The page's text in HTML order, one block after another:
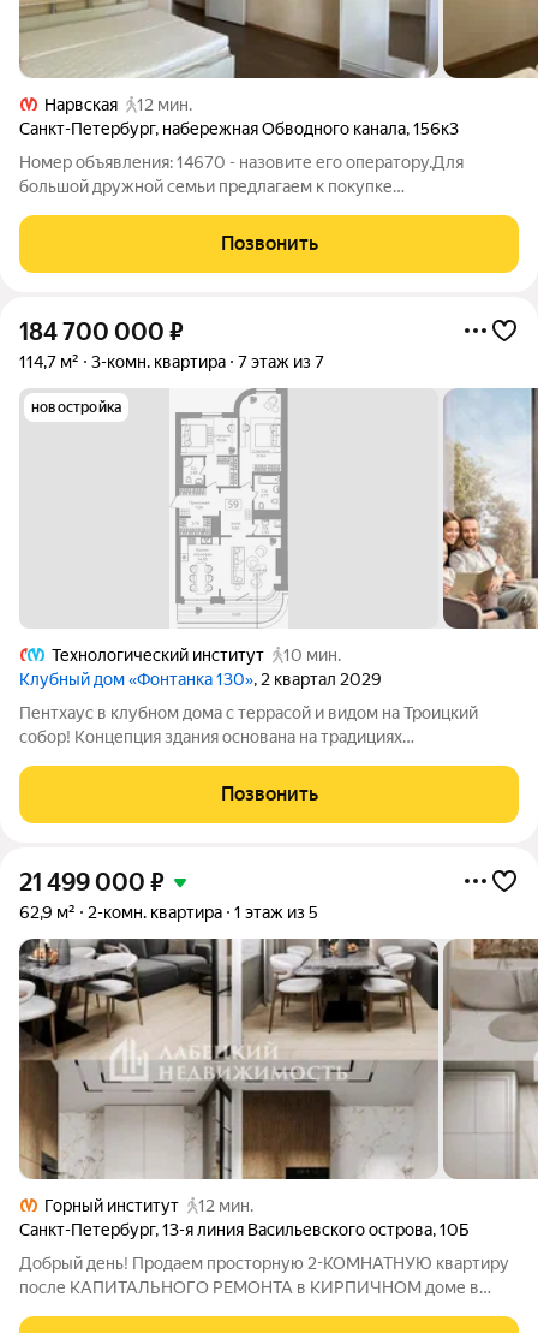
Нарвская
12 мин.
Санкт-Петербург, набережная Обводного канала,156к3
Номер объявления: 14670 - назовите его оператору.Для
большой дружной семьи предлагаем к покупке
Тесно точно не будет - размеры помещений от кухни-гостиной
в 16,1 м2 до трех изолированных комнат
Позвонить
184 700 000 ₽
114,7 м² 3-комн. квартира 7 этаж из 7
новостройка
Технологический институт
10 мин.
Клубный дом «Фонтанка 130», 2 квартал 2029
Пентхаус в клубном дома с террасой и видом на Троицкий
собор! Концепция здания основана на традициях
элементами ар-деко. В оформлении фасадов использованы
архитектурный бетон нескольких оттенков,
Позвонить
21 499 000 ₽
62,9 м² 2-комн. квартира 1 этаж из 5
Горный институт
12 мин.
Санкт-Петербург,13-я линия Васильевского острова,10Б
Добрый день! Продаем просторную 2-КОМНАТНУЮ квартиру
после КАПИТАЛЬНОГО РЕМОНТА в КИРПИЧНОМ доме в